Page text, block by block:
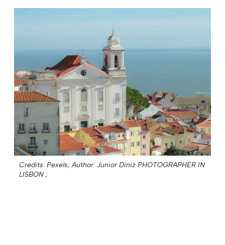
Credits: Pexels; Author: Junior Diniz PHOTOGRAPHER IN
LISBON ;